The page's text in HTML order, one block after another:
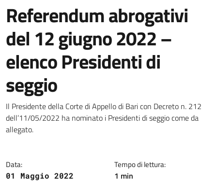
Referendum abrogativi
del 12 giugno 2022 –
elenco Presidenti di
seggio
Dettagli della notizia
Il Presidente della Corte di Appello di Bari con Decreto n. 212
dell’11/05/2022 ha nominato i Presidenti di seggio come da
allegato.
Data:
01 Maggio 2022
Tempo di lettura:
1 min